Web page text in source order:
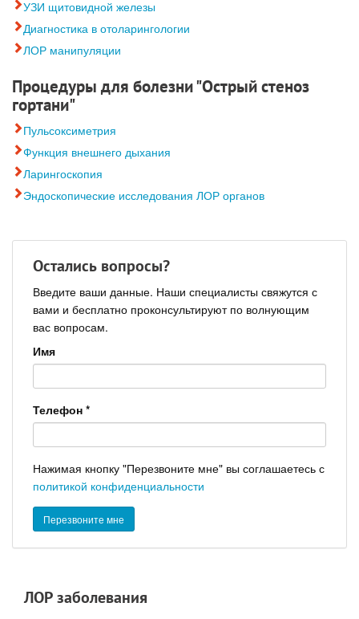
УЗИ щитовидной железы
Диагностика в отоларингологии
ЛОР манипуляции
Процедуры для болезни "Острый стеноз
гортани"
Пульсоксиметрия
Функция внешнего дыхания
Ларингоскопия
Эндоскопические исследования ЛОР органов
Остались вопросы?
Введите ваши данные. Наши специалисты свяжутся с
вами и бесплатно проконсультируют по волнующим
вас вопросам.
Имя
Телефон *
Нажимая кнопку "Перезвоните мне" вы соглашаетесь с
политикой конфиденциальности
ЛОР заболевания